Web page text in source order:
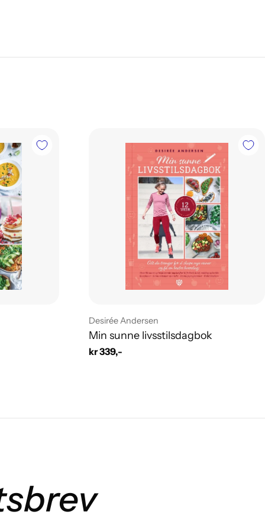
Leverandør:
Desirée Andersen
Min sunne livsstilsdagbok
Vanlig
kr 339,-